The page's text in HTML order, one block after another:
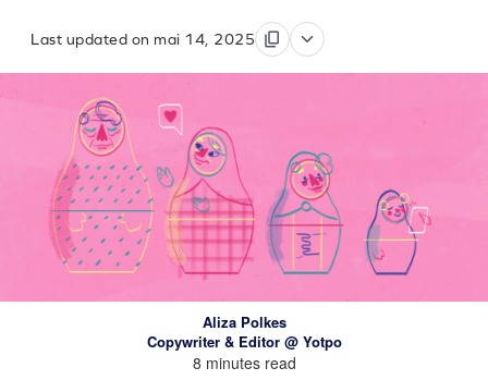
Last updated on mai 14, 2025
Aliza Polkes
Copywriter & Editor @ Yotpo
8 minutes read